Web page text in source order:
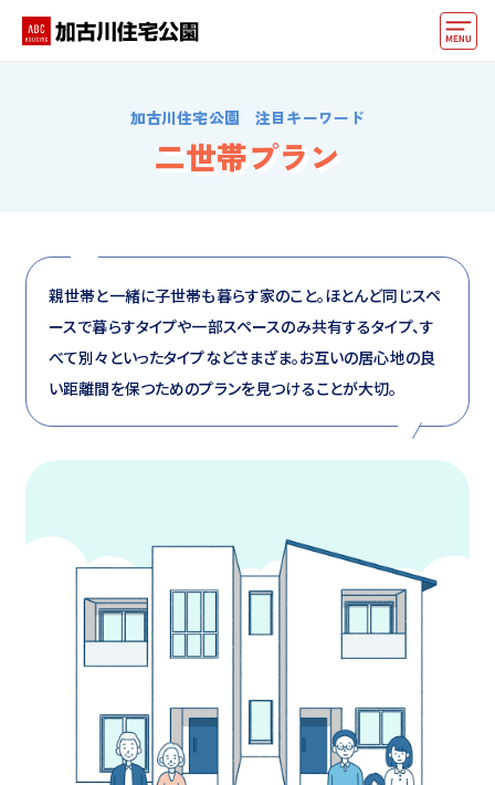
動画でモデルハウス見学
好みからモデルハウスを探す
住まいづくりお役立ち情報
他の展示場 ABCハウジングトップ
アカウント登録
加古川住宅公園 注目キーワード
二世帯プラン
親世帯と一緒に子世帯も暮らす家のこと。ほとんど同じスペ
ースで暮らすタイプや一部スペースのみ共有するタイプ、す
べて別々といったタイプなどさまざま。お互いの居心地の良
い距離間を保つためのプランを見つけることが大切。